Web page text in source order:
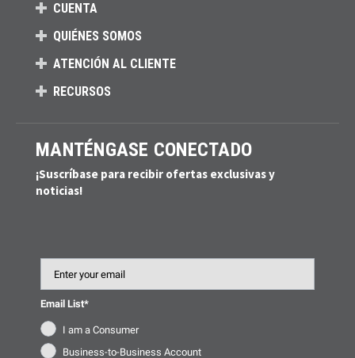
CUENTA
QUIÉNES SOMOS
ATENCIÓN AL CLIENTE
RECURSOS
MANTÉNGASE CONECTADO
¡Suscríbase para recibir ofertas exclusivas y
noticias!
Email List*
I am a Consumer
Business-to-Business Account